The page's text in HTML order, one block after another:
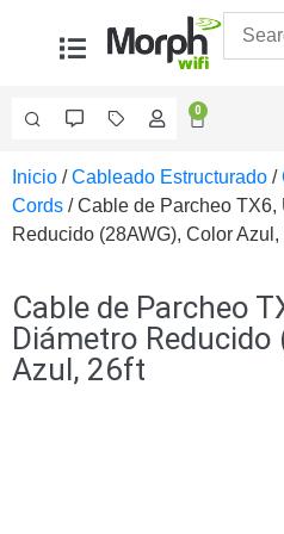
0
Videovigilancia
Accesorios
Generales
Ethernet y
FibraAccesorios
para
Computadora
Inicio /Cableado Estructurado /
Cords / Cable de Parcheo TX6,
Reducido (28AWG), Color Azul,
Cable de Parcheo
Diámetro Reducido
Azul, 26ft